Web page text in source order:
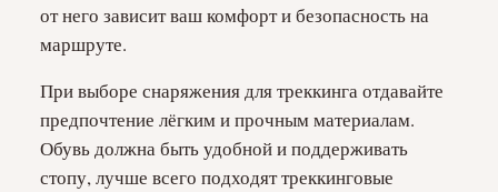
от него зависит ваш комфорт и безопасность на
маршруте.
При выборе снаряжения для треккинга отдавайте
предпочтение лёгким и прочным материалам.
Обувь должна быть удобной и поддерживать
стопу, лучше всего подходят треккинговые